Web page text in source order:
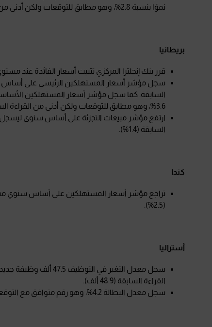
نموًا بنسبة 2.8%، وهو مطابق للتوقعات ولكن أدنى من القراءة السابقة (2.9%).
بريطانيا
قرر بنك إنجلترا المركزي تثبيت أسعار الفائدة عند مستوى 5.00% متماشيًا مع
السابقة. كما سجل مؤشر أسعار المستهلكين
3.6%، وهو مطابق للتوقعات ولكن أدنى من القراءة السابقة (3.3%).
السابقة (1.4%).
كندا
(2.5%).
أستراليا
القراءة السابقة (48.9 ألف).
سجل معدل البطالة 4.2%، وهو رقم متوافق مع التوقعات والقراءة السابقة.